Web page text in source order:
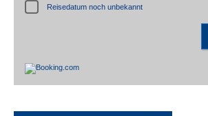
Reisedatum noch unbekannt